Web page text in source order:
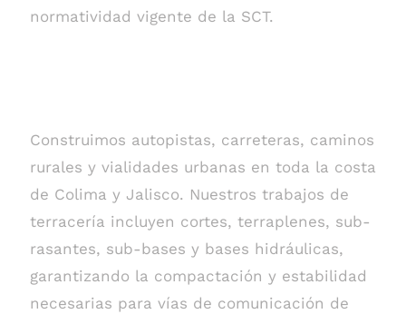
normatividad vigente de la SCT.
Construimos autopistas, carreteras, caminos
rurales y vialidades urbanas en toda la costa
de Colima y Jalisco. Nuestros trabajos de
terracería incluyen cortes, terraplenes, sub-
rasantes, sub-bases y bases hidráulicas,
garantizando la compactación y estabilidad
necesarias para vías de comunicación de